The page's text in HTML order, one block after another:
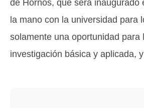
de Hornos, que será inaugurado
la mano con la universidad
solamente una oportunidad
investigación básica y aplicada,